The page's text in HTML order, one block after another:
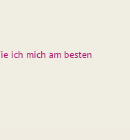
ich mich am besten